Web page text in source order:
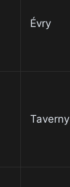
Évry
Taverny